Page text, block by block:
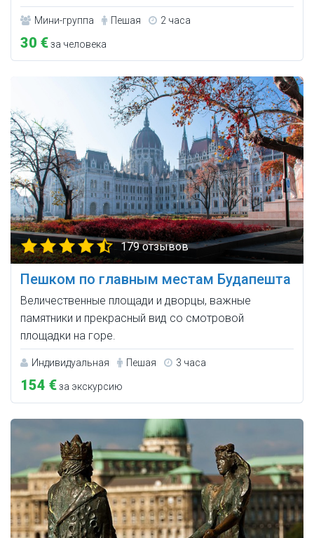
Мини-группа Пешая 2 часа
30 €за человека
179 отзывов
Пешком по главным местам Будапешта
Величественные площади и дворцы, важные
памятники и прекрасный вид со смотровой
площадки на горе.
Индивидуальная Пешая 3 часа
154 €за экскурсию